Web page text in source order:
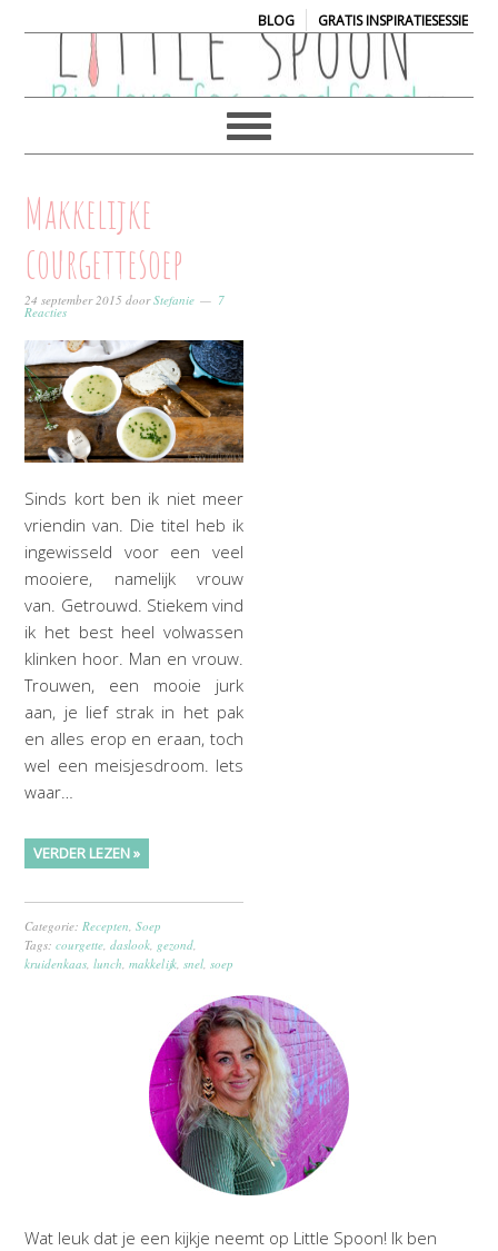
BLOG| GRATIS INSPIRATIESESSIE
Makkelijke
courgettesoep
24 september 2015 doorStefanie 7
Reacties
Sinds kort ben ik niet meer
vriendin van. Die titel heb ik
ingewisseld voor een veel
mooiere, namelijk vrouw
van. Getrouwd. Stiekem vind
ik het best heel volwassen
klinken hoor. Man en vrouw.
Trouwen, een mooie jurk
aan, je lief strak in het pak
en alles erop en eraan, toch
wel een meisjesdroom. Iets
waar…
VERDER LEZEN »
Categorie:Recepten,Soep
Tags:courgette,daslook, gezond,
kruidenkaas,lunch,makkelijk,snel,soep
Wat leuk dat je een kijkje neemt op Little Spoon! Ik ben